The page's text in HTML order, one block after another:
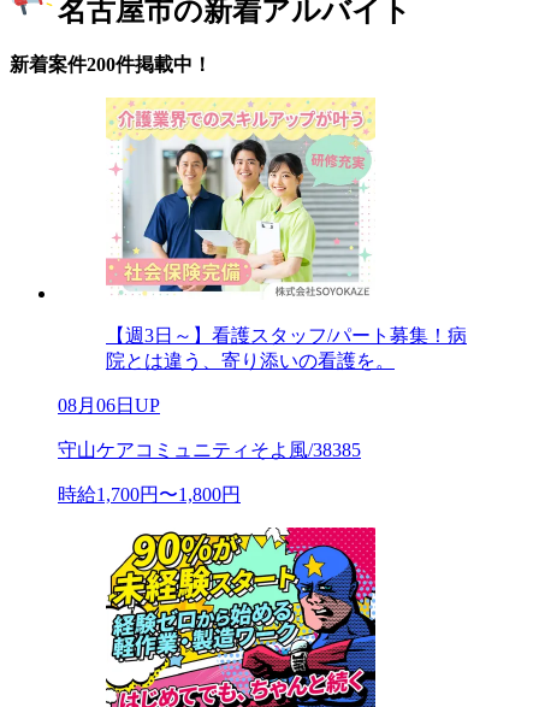
名古屋市の新着アルバイト
新着案件200件掲載中！
【週3日～】看護スタッフ/パート募集！病
院とは違う、寄り添いの看護を。
08月06日UP
守山ケアコミュニティそよ風/38385
時給1,700円〜1,800円